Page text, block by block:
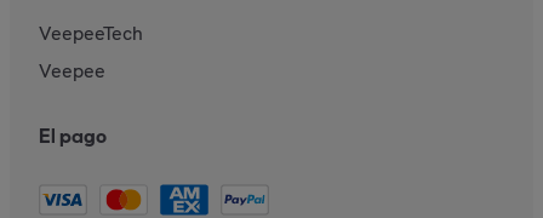
VeepeeTech
Veepee
El pago